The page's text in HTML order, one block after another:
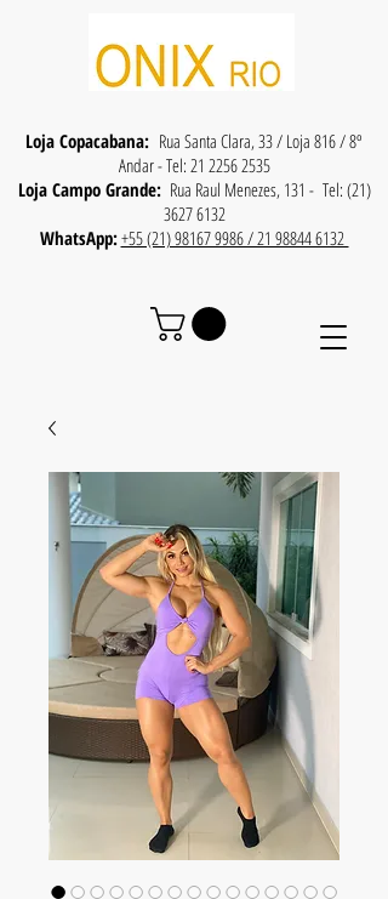
Loja Copacabana: Rua Santa Clara, 33 / Loja 816 / 8º
Andar - Tel: 21 2256 2535
Loja Campo Grande:Rua Raul Menezes, 131 - Tel: (21)
3627 6132
WhatsApp:+55 (21) 98167 9986 / 21 98844 6132